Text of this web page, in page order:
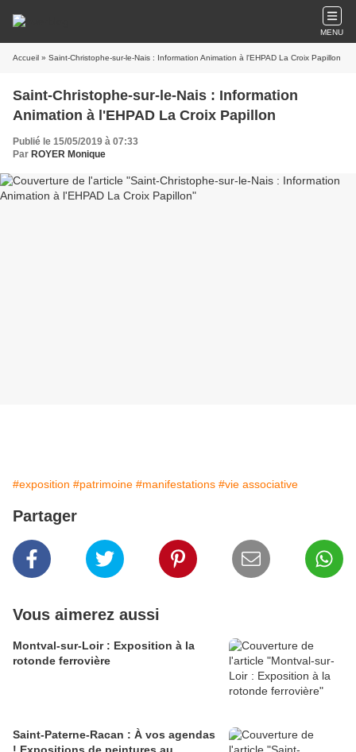
MENU
Accueil » Saint-Christophe-sur-le-Nais : Information Animation à l'EHPAD La Croix Papillon
Saint-Christophe-sur-le-Nais : Information
Animation à l'EHPAD La Croix Papillon
Publié le 15/05/2019 à 07:33
Par ROYER Monique
#exposition #patrimoine #manifestations #vie associative
Partager
Vous aimerez aussi
Montval-sur-Loir : Exposition à la
rotonde ferrovière
Saint-Paterne-Racan : À vos agendas